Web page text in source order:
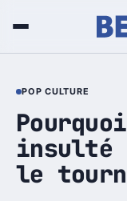
POP CULTURE
insulté
le